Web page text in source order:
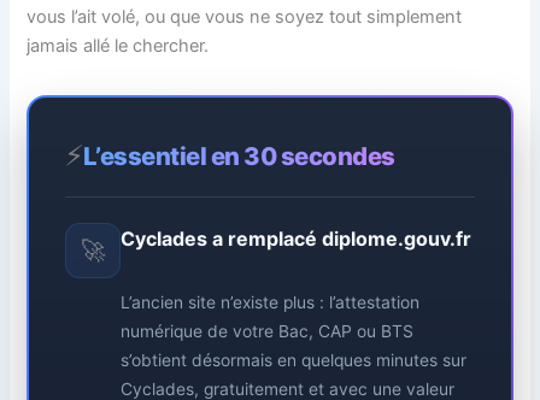
vous l’ait volé, ou que vous ne soyez tout simplement
jamais allé le chercher.
⚡L’essentiel en 30 secondes
🚀 Cyclades a remplacé diplome.gouv.fr
L’ancien site n’existe plus : l’attestation
numérique de votre Bac, CAP ou BTS
s’obtient désormais en quelques minutes sur
Cyclades, gratuitement et avec une valeur